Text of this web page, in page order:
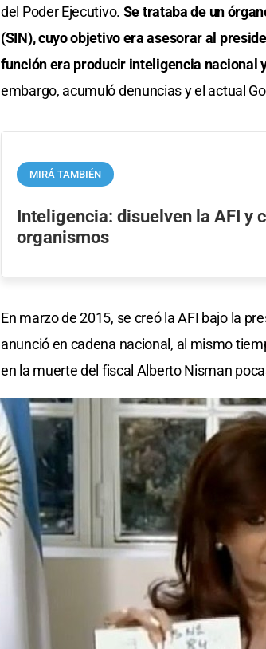
del Poder Ejecutivo. Se trataba de un
(SIN), cuyo objetivo era asesorar al
función era producir inteligencia
embargo, acumuló denuncias y el actual
MIRÁ TAMBIÉN
Inteligencia: disuelven la AFI y
organismos
En marzo de 2015, se creó la AFI bajo la
anunció en cadena nacional, al mismo
en la muerte del fiscal Alberto Nisman